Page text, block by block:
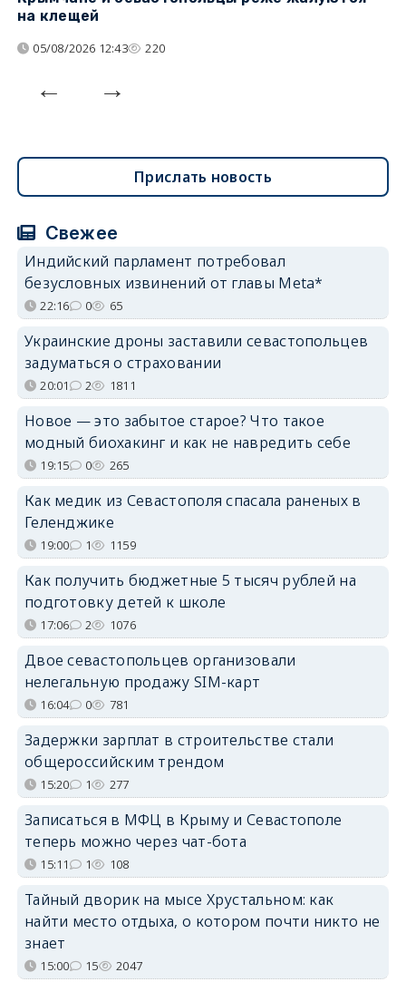
на клещей
05/08/2026 12:43 220
Прислать новость
Свежее
Индийский парламент потребовал
безусловных извинений от главы Meta*
22:16 0 65
Украинские дроны заставили севастопольцев
задуматься о страховании
20:01 2 1811
Новое — это забытое старое? Что такое
модный биохакинг и как не навредить себе
19:15 0 265
Как медик из Севастополя спасала раненых в
Геленджике
19:00 1 1159
Как получить бюджетные 5 тысяч рублей на
подготовку детей к школе
17:06 2 1076
Двое севастопольцев организовали
нелегальную продажу SIM-карт
16:04 0 781
Задержки зарплат в строительстве стали
общероссийским трендом
15:20 1 277
Записаться в МФЦ в Крыму и Севастополе
теперь можно через чат-бота
15:11 1 108
Тайный дворик на мысе Хрустальном: как
найти место отдыха, о котором почти никто не
знает
15:00 15 2047